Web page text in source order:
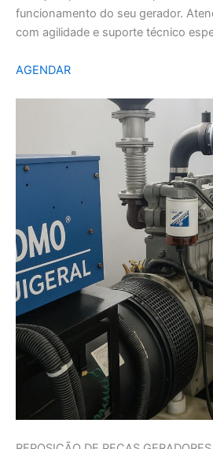
funcionamento do seu gerador.
com agilidade e suporte técnico
AGENDAR